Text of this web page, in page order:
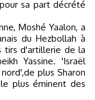
sa part décrété
Moshé Yaalon, a
du Hezbollah à
tirs d'artillerie de la
Yassine. 'Israël
plus Sharon
plus éminent des